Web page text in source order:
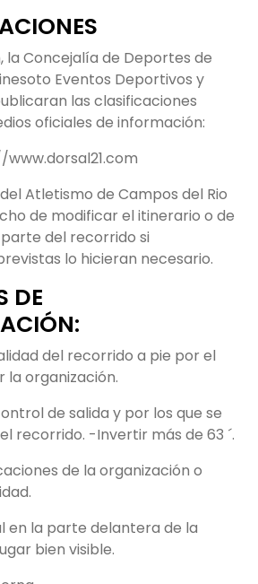
la Concejalía de Deportes de
Eventos Deportivos y
las clasificaciones
oficiales de información:
www.dorsal21.com
Atletismo de Campos del Rio
de modificar el itinerario o de
del recorrido si
lo hicieran necesario.
DE
del recorrido a pie por el
la organización.
de salida y por los que se
recorrido. -Invertir más de 63 ´.
de la organización o
en la parte delantera de la
bien visible.